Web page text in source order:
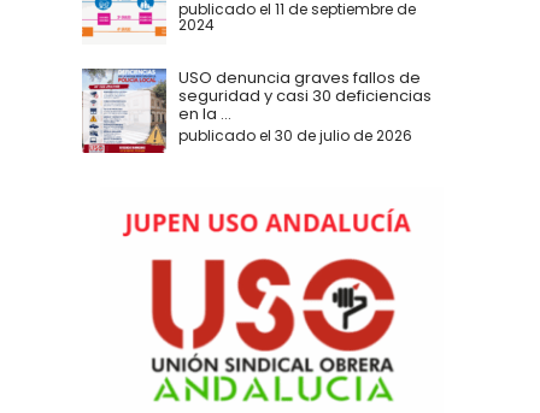
publicado el 11 de septiembre de
2024
USO denuncia graves fallos de
seguridad y casi 30 deficiencias
en la ...
publicado el 30 de julio de 2026